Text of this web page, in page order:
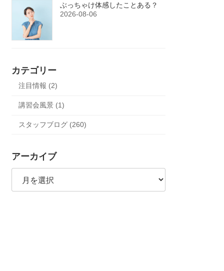
ぶっちゃけ体感したことある？
2026-08-06
カテゴリー
注目情報 (2)
講習会風景 (1)
スタッフブログ (260)
アーカイブ
ア
カ